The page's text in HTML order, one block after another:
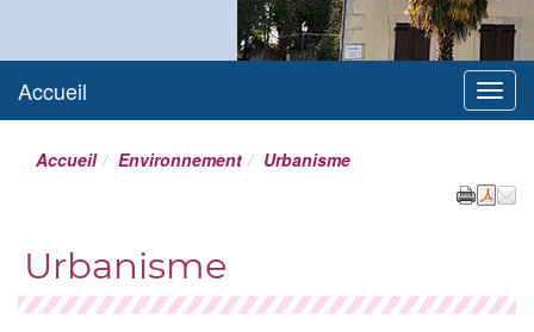
Menu
Accueil
Accueil Environnement Urbanisme
Urbanisme